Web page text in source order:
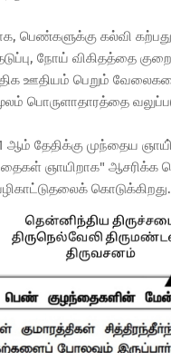
பெண்களுக்கு கல்வி
நோய் விகிதத்தை
ஊதியம் பெறும்
பொருளாதாரத்தை
ஆம் தேதிக்கு முந்தைய
ஞாயிறாக" ஆசரிக்க
கொடுக்கிறது.